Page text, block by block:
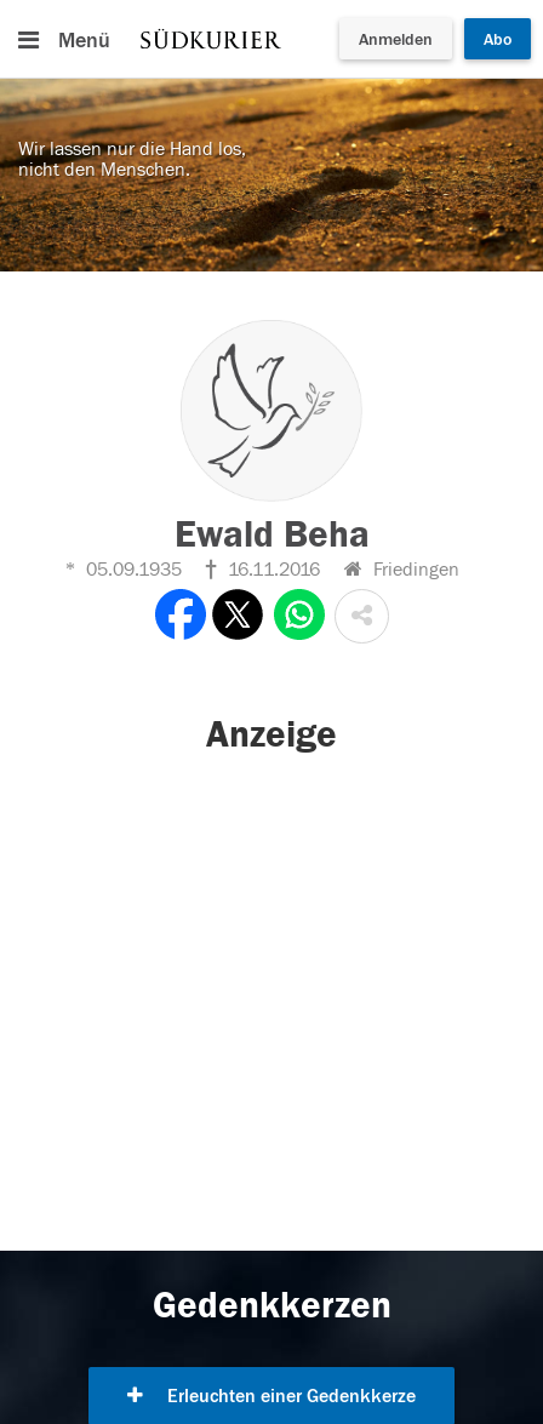
Menü Anmelden Abo
Wir lassen nur die Hand los,
nicht den Menschen.
Ewald Beha
05.09.1935 16.11.2016 Friedingen
Anzeige
Gedenkkerzen
Erleuchten einer Gedenkkerze